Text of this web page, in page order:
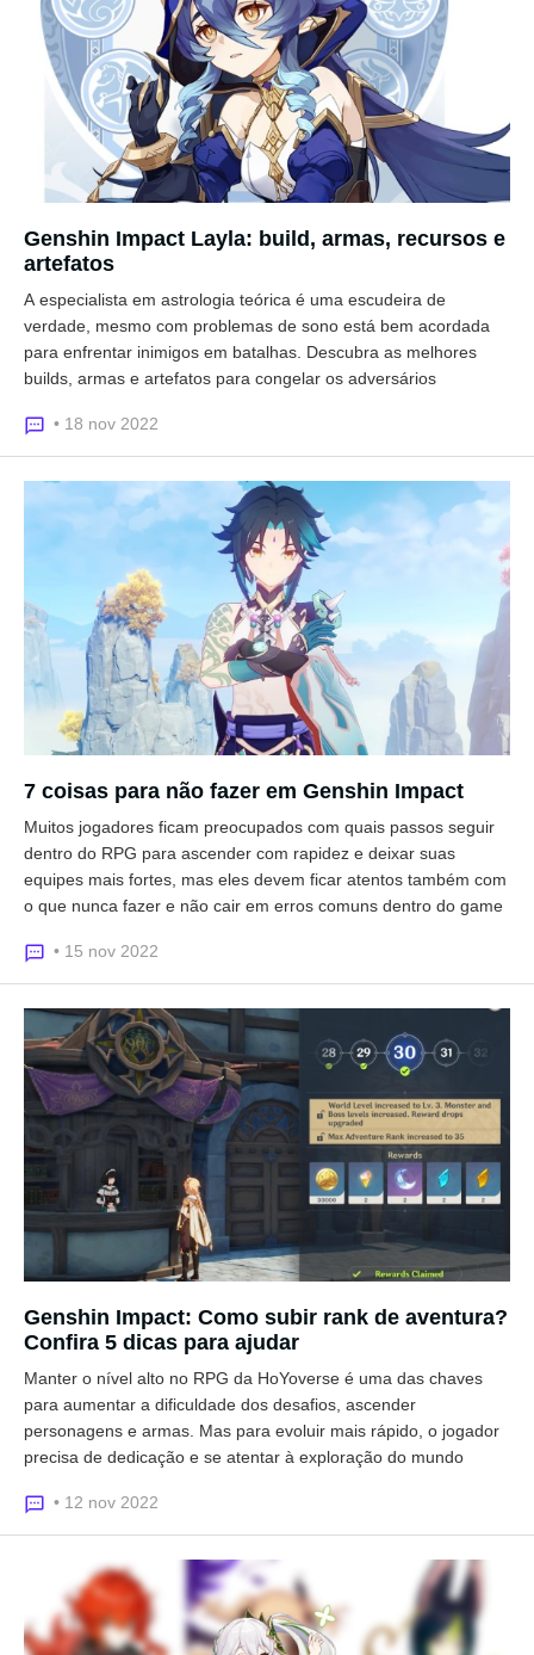
Genshin Impact Layla: build, armas, recursos e
artefatos
A especialista em astrologia teórica é uma escudeira de
verdade, mesmo com problemas de sono está bem acordada
para enfrentar inimigos em batalhas. Descubra as melhores
builds, armas e artefatos para congelar os adversários
• 18 nov 2022
7 coisas para não fazer em Genshin Impact
Muitos jogadores ficam preocupados com quais passos seguir
dentro do RPG para ascender com rapidez e deixar suas
equipes mais fortes, mas eles devem ficar atentos também com
o que nunca fazer e não cair em erros comuns dentro do game
• 15 nov 2022
Genshin Impact: Como subir rank de aventura?
Confira 5 dicas para ajudar
Manter o nível alto no RPG da HoYoverse é uma das chaves
para aumentar a dificuldade dos desafios, ascender
personagens e armas. Mas para evoluir mais rápido, o jogador
precisa de dedicação e se atentar à exploração do mundo
• 12 nov 2022